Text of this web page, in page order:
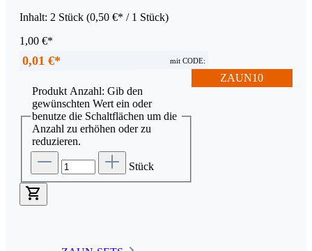
Inhalt: 2 Stück (0,50 €* / 1 Stück)
1,00 €*
0,01 €* mit CODE:
ZAUN10
Produkt Anzahl: Gib den
gewünschten Wert ein oder
benutze die Schaltflächen um die
Anzahl zu erhöhen oder zu
reduzieren.
Stück